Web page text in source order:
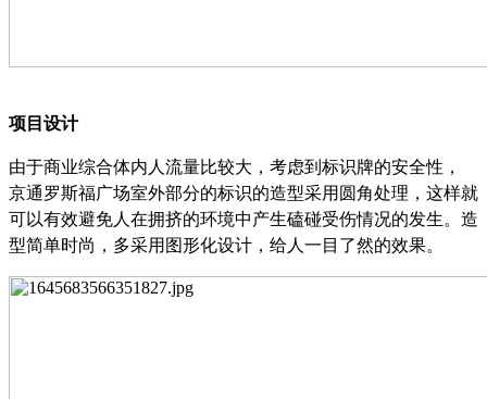
项目设计
由于商业综合体内人流量比较大，考虑到标识牌的安全性，
京通罗斯福广场室外部分的标识的造型采用圆角处理，这样就
可以有效避免人在拥挤的环境中产生磕碰受伤情况的发生。造
型简单时尚，多采用图形化设计，给人一目了然的效果。